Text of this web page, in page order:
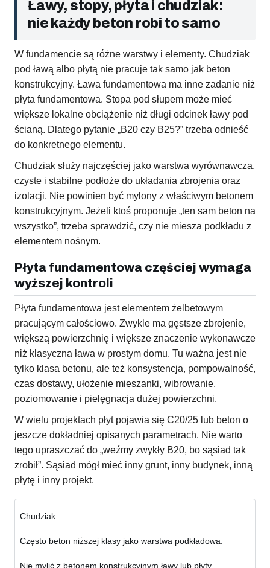
Ławy, stopy, płyta i chudziak:
nie każdy beton robi to samo
W fundamencie są różne warstwy i elementy. Chudziak
pod ławą albo płytą nie pracuje tak samo jak beton
konstrukcyjny. Ława fundamentowa ma inne zadanie niż
płyta fundamentowa. Stopa pod słupem może mieć
większe lokalne obciążenie niż długi odcinek ławy pod
ścianą. Dlatego pytanie „B20 czy B25?” trzeba odnieść
do konkretnego elementu.
Chudziak służy najczęściej jako warstwa wyrównawcza,
czyste i stabilne podłoże do układania zbrojenia oraz
izolacji. Nie powinien być mylony z właściwym betonem
konstrukcyjnym. Jeżeli ktoś proponuje „ten sam beton na
wszystko”, trzeba sprawdzić, czy nie miesza podkładu z
elementem nośnym.
Płyta fundamentowa częściej wymaga
wyższej kontroli
Płyta fundamentowa jest elementem żelbetowym
pracującym całościowo. Zwykle ma gęstsze zbrojenie,
większą powierzchnię i większe znaczenie wykonawcze
niż klasyczna ława w prostym domu. Tu ważna jest nie
tylko klasa betonu, ale też konsystencja, pompowalność,
czas dostawy, ułożenie mieszanki, wibrowanie,
poziomowanie i pielęgnacja dużej powierzchni.
W wielu projektach płyt pojawia się C20/25 lub beton o
jeszcze dokładniej opisanych parametrach. Nie warto
tego upraszczać do „weźmy zwykły B20, bo sąsiad tak
zrobił”. Sąsiad mógł mieć inny grunt, inny budynek, inną
płytę i inny projekt.
Chudziak
Często beton niższej klasy jako warstwa podkładowa.
Nie mylić z betonem konstrukcyjnym ławy lub płyty.